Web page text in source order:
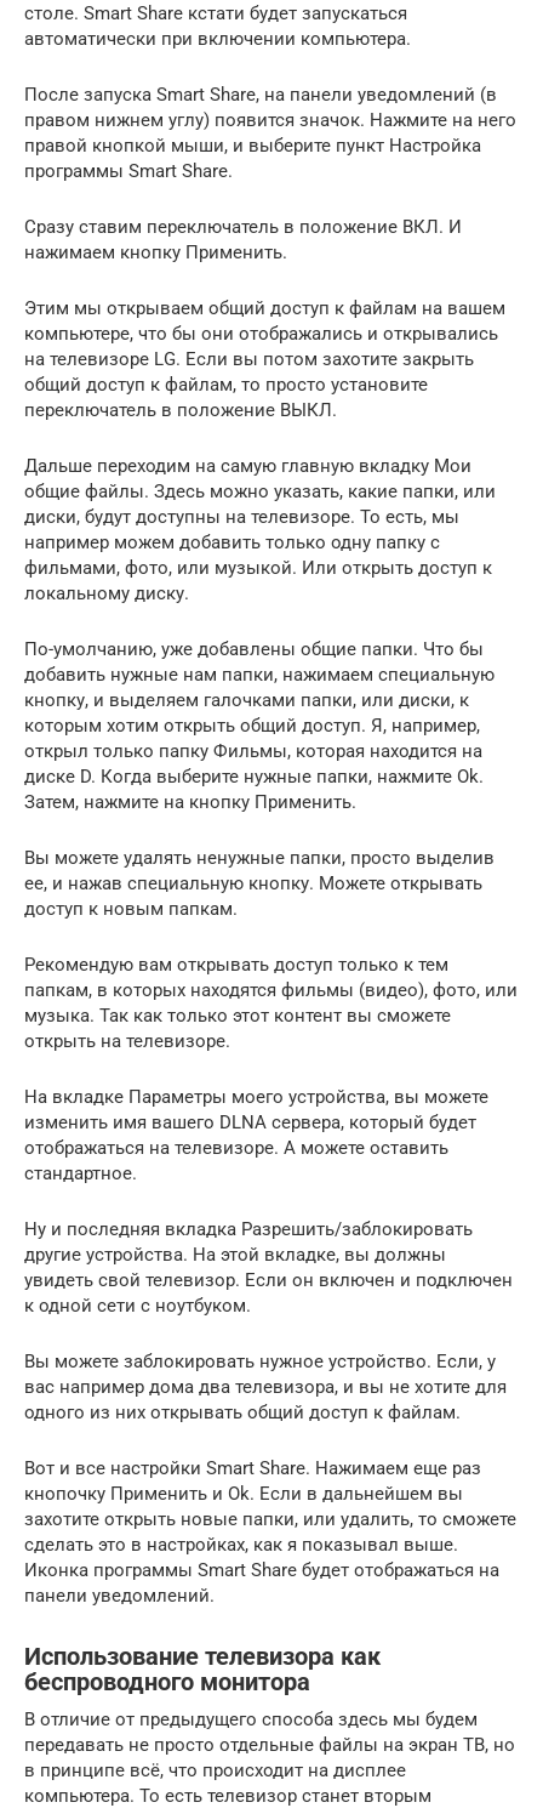
столе. Smart Share кстати будет запускаться
автоматически при включении компьютера.
После запуска Smart Share, на панели уведомлений (в
правом нижнем углу) появится значок. Нажмите на него
правой кнопкой мыши, и выберите пункт Настройка
программы Smart Share.
Сразу ставим переключатель в положение ВКЛ. И
нажимаем кнопку Применить.
Этим мы открываем общий доступ к файлам на вашем
компьютере, что бы они отображались и открывались
на телевизоре LG. Если вы потом захотите закрыть
общий доступ к файлам, то просто установите
переключатель в положение ВЫКЛ.
Дальше переходим на самую главную вкладку Мои
общие файлы. Здесь можно указать, какие папки, или
диски, будут доступны на телевизоре. То есть, мы
например можем добавить только одну папку с
фильмами, фото, или музыкой. Или открыть доступ к
локальному диску.
По-умолчанию, уже добавлены общие папки. Что бы
добавить нужные нам папки, нажимаем специальную
кнопку, и выделяем галочками папки, или диски, к
которым хотим открыть общий доступ. Я, например,
открыл только папку Фильмы, которая находится на
диске D. Когда выберите нужные папки, нажмите Ok.
Затем, нажмите на кнопку Применить.
Вы можете удалять ненужные папки, просто выделив
ее, и нажав специальную кнопку. Можете открывать
доступ к новым папкам.
Рекомендую вам открывать доступ только к тем
папкам, в которых находятся фильмы (видео), фото, или
музыка. Так как только этот контент вы сможете
открыть на телевизоре.
На вкладке Параметры моего устройства, вы можете
изменить имя вашего DLNA сервера, который будет
отображаться на телевизоре. А можете оставить
стандартное.
Ну и последняя вкладка Разрешить/заблокировать
другие устройства. На этой вкладке, вы должны
увидеть свой телевизор. Если он включен и подключен
к одной сети с ноутбуком.
Вы можете заблокировать нужное устройство. Если, у
вас например дома два телевизора, и вы не хотите для
одного из них открывать общий доступ к файлам.
Вот и все настройки Smart Share. Нажимаем еще раз
кнопочку Применить и Ok. Если в дальнейшем вы
захотите открыть новые папки, или удалить, то сможете
сделать это в настройках, как я показывал выше.
Иконка программы Smart Share будет отображаться на
панели уведомлений.
Использование телевизора как
беспроводного монитора
В отличие от предыдущего способа здесь мы будем
передавать не просто отдельные файлы на экран ТВ, но
в принципе всё, что происходит на дисплее
компьютера. То есть телевизор станет вторым